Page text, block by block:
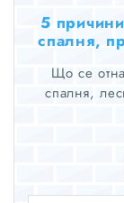
5
спалня,
Що се
спалня,
наличните
които
които да
си. Ето